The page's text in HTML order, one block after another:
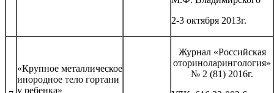
2-3 октября 2013г.
«Крупное металлическое
инородное тело гортани
у ребенка»
Журнал «Российская
оториноларингология»
№ 2 (81) 2016г.